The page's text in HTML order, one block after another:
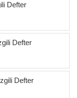
Defter
Defter
Defter